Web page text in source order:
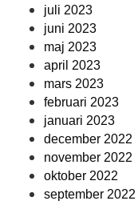
juli 2023
juni 2023
maj 2023
april 2023
mars 2023
februari 2023
januari 2023
december 2022
november 2022
oktober 2022
september 2022